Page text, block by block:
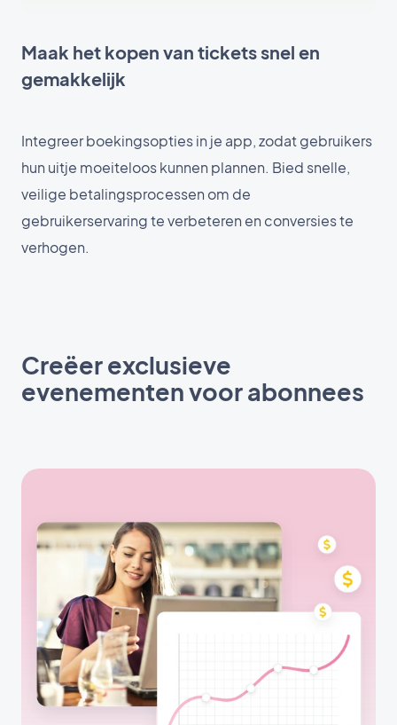
Maak het kopen van tickets snel en
gemakkelijk
Integreer boekingsopties in je app, zodat gebruikers
hun uitje moeiteloos kunnen plannen. Bied snelle,
veilige betalingsprocessen om de
gebruikerservaring te verbeteren en conversies te
verhogen.
Creëer exclusieve
evenementen voor abonnees